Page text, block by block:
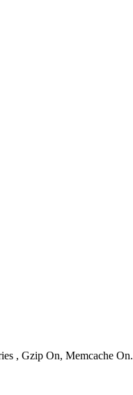
, Gzip On, Memcache On.